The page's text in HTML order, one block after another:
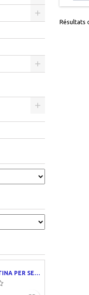
LINGUA LATINA PER SE ILLUSTRATA. PARS I : FAMILIA ROMANA
Résultats